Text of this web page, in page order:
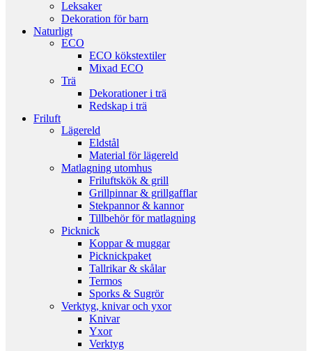
Leksaker
Dekoration för barn
Naturligt
ECO
ECO kökstextiler
Mixad ECO
Trä
Dekorationer i trä
Redskap i trä
Friluft
Lägereld
Eldstål
Material för lägereld
Matlagning utomhus
Friluftskök & grill
Grillpinnar & grillgafflar
Stekpannor & kannor
Tillbehör för matlagning
Picknick
Koppar & muggar
Picknickpaket
Tallrikar & skålar
Termos
Sporks & Sugrör
Verktyg, knivar och yxor
Knivar
Yxor
Verktyg